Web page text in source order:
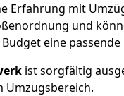
Erfahrung mit
und
eine
ist sorgfältig
Umzugsbereich.